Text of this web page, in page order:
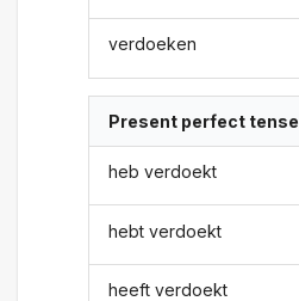
verdoeken
Present perfect tense
heb verdoekt
hebt verdoekt
heeft verdoekt